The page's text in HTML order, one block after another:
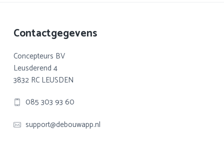
Footer
Contactgegevens
Concepteurs BV
Leusderend 4
3832 RC LEUSDEN
085 303 93 60
support@debouwapp.nl